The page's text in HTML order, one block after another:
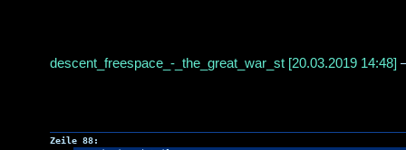
descent_freespace_-_the_great_war_st [20.03.2019 14:48]
Zeile 88: